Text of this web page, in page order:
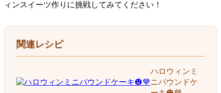
ィンスイーツ作りに挑戦してみてください！
関連レシピ
ハロウィンミ
ニパウンドケ